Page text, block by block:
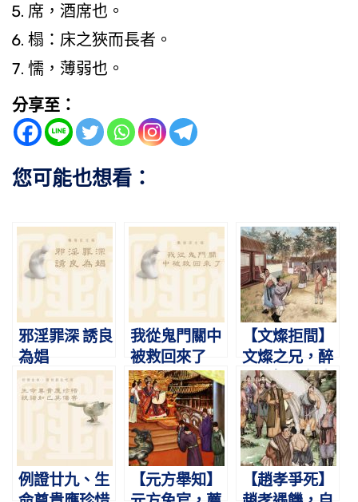
席，酒席也。
榻：床之狹而長者。
懦，薄弱也。
分享至：
您可能也想看：
邪淫罪深 誘良
為娼
我從鬼門關中
被救回來了
【文燦拒間】
文燦之兄，醉
毆暴慢。鄰人
不平，怒其離
間。
例證廿九、生
【元方舉知】
【趙孝爭死】